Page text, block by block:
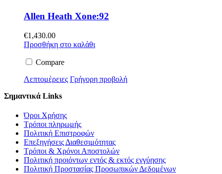
Allen Heath Xone:92
€1,430.00
Προσθήκη στο καλάθι
Compare
Λεπτομέρειες Γρήγορη προβολή
Σημαντικά Links
Όροι Χρήσης
Τρόποι πληρωμής
Πολιτική Επιστροφών
Επεξηγήσεις Διαθεσιμότητας
Τρόποι & Χρόνοι Αποστολών
Πολιτική προιόντων εντός & εκτός εγγύησης
Πολιτική Προστασίας Προσωπικών Δεδομένων